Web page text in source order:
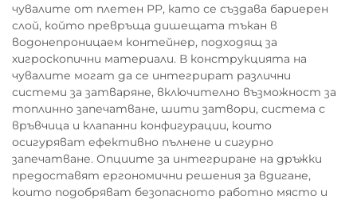
чувалите от плетен PP, като се създава бариерен
слой, който превръща дишещата тъкан в
водонепроницаем контейнер, подходящ за
хигроскопични материали. В конструкцията на
чувалите могат да се интегрират различни
системи за затваряне, включително възможност за
топлинно запечатване, шити затвори, система с
връвчица и клапанни конфигурации, които
осигуряват ефективно пълнене и сигурно
запечатване. Опциите за интегриране на дръжки
предоставят ергономични решения за вдигане,
които подобряват безопасното работно място и